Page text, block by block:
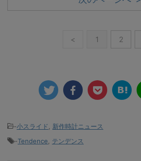
< 1 2
-小スライド
新作時計ニュース
-Tendence テンデンス